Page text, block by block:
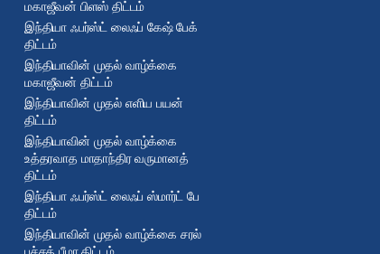
மகாஜீவன் பிளஸ் திட்டம்
இந்தியா ஃபர்ஸ்ட் லைஃப் கேஷ் பேக்
திட்டம்
இந்தியாவின் முதல் வாழ்க்கை
மகாஜீவன் திட்டம்
இந்தியாவின் முதல் எளிய பயன்
திட்டம்
இந்தியாவின் முதல் வாழ்க்கை
உத்தரவாத மாதாந்திர வருமானத்
திட்டம்
இந்தியா ஃபர்ஸ்ட் லைஃப் ஸ்மார்ட் பே
திட்டம்
இந்தியாவின் முதல் வாழ்க்கை சரல்